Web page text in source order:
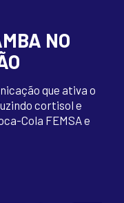
NO
que ativa o
cortisol e
Cola FEMSA e